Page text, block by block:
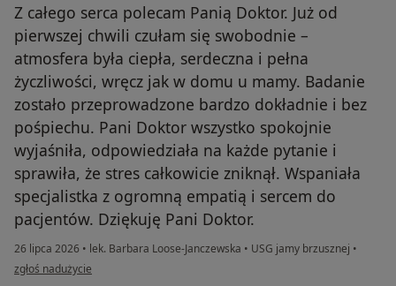
Z całego serca polecam Panią Doktor. Już od
pierwszej chwili czułam się swobodnie –
atmosfera była ciepła, serdeczna i pełna
życzliwości, wręcz jak w domu u mamy. Badanie
zostało przeprowadzone bardzo dokładnie i bez
pośpiechu. Pani Doktor wszystko spokojnie
wyjaśniła, odpowiedziała na każde pytanie i
sprawiła, że stres całkowicie zniknął. Wspaniała
specjalistka z ogromną empatią i sercem do
pacjentów. Dziękuję Pani Doktor.
26 lipca 2026 • lek. Barbara Loose-Janczewska • USG jamy brzusznej •
w opinii użytkownika Monika
zgłoś nadużycie